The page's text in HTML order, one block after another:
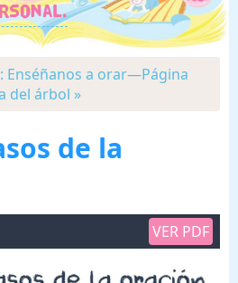
Enséñanos a orar—Página
del árbol »
de la
VER PDF